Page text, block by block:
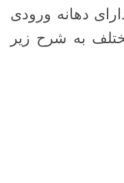
دهانه ورودی
به شرح زیر